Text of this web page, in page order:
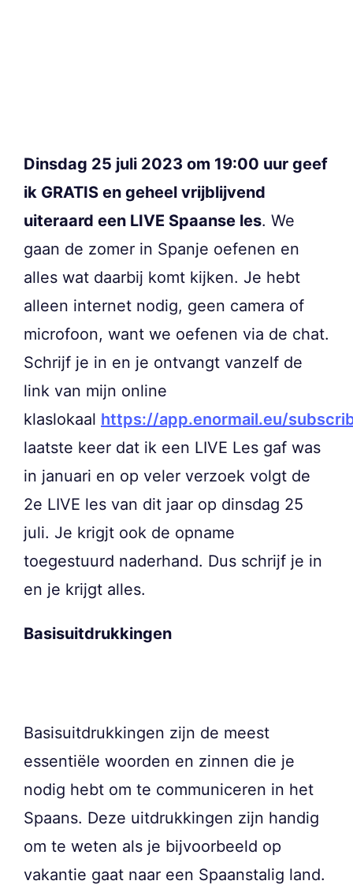
Dinsdag 25 juli 2023 om 19:00 uur geef
ik GRATIS en geheel vrijblijvend
uiteraard een LIVE Spaanse les. We
gaan de zomer in Spanje oefenen en
alles wat daarbij komt kijken. Je hebt
alleen internet nodig, geen camera of
microfoon, want we oefenen via de chat.
Schrijf je in en je ontvangt vanzelf de
link van mijn online
klaslokaal https://app.enormail.eu/
laatste keer dat ik een LIVE Les gaf was
in januari en op veler verzoek volgt de
2e LIVE les van dit jaar op dinsdag 25
juli. Je krigjt ook de opname
toegestuurd naderhand. Dus schrijf je in
en je krijgt alles.
Basisuitdrukkingen
Basisuitdrukkingen zijn de meest
essentiële woorden en zinnen die je
nodig hebt om te communiceren in het
Spaans. Deze uitdrukkingen zijn handig
om te weten als je bijvoorbeeld op
vakantie gaat naar een Spaanstalig land.